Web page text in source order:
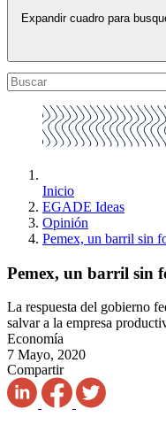
Expandir cuadro para
Inicio
EGADE Ideas
Opinión
Pemex, un barril sin
Pemex, un barril sin
La respuesta del gobierno
salvar a la empresa
Economía
7 Mayo, 2020
Compartir